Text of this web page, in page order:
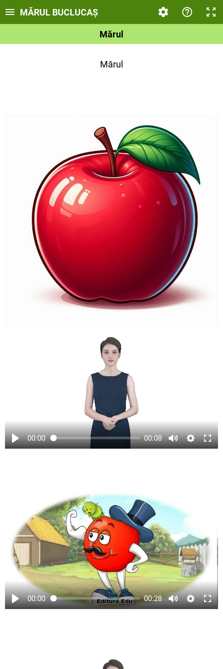
MĂRUL BUCLUCAȘ
Mărul
Mărul
00:00 00:08
00:00 00:28